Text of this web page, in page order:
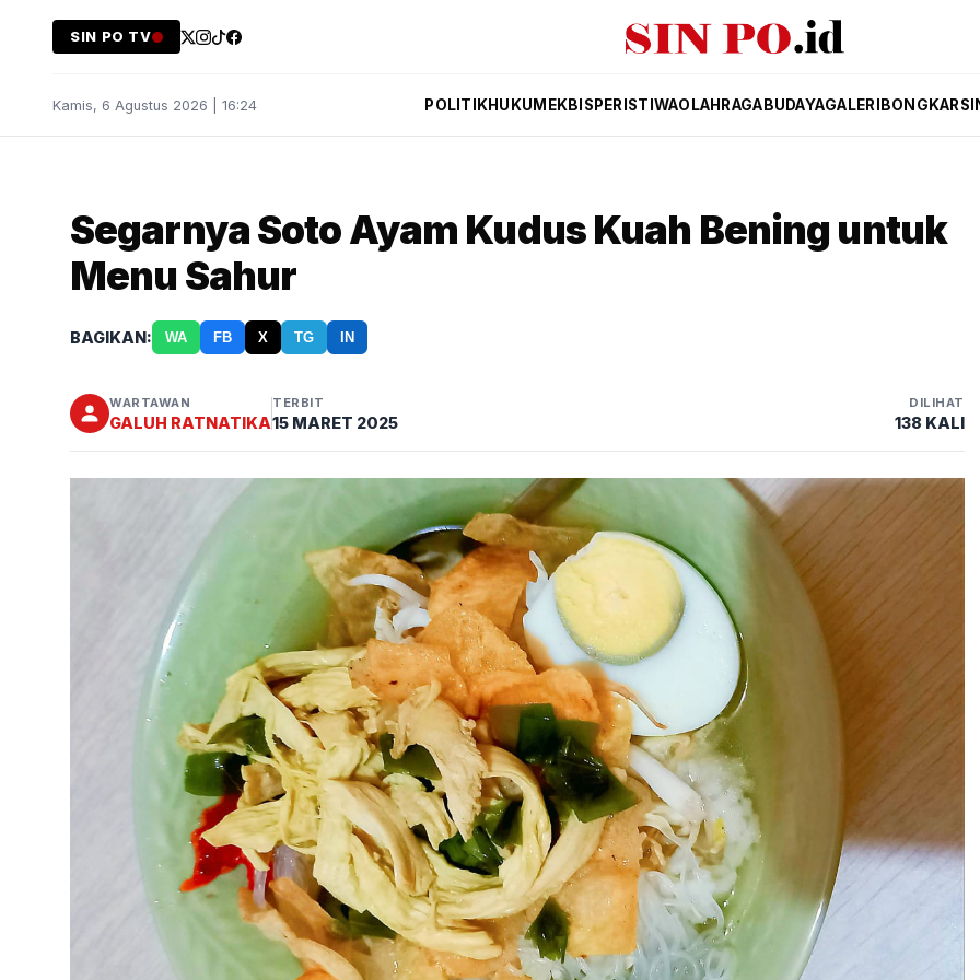
SIN PO TV
Kamis, 6 Agustus 2026 | 16:24 POLITIKHUKUM EKBIS PERISTIWAOLAHRAGA BUDAYAGALERI BONGKAR
Segarnya Soto Ayam Kudus Kuah Bening untuk
Menu Sahur
BAGIKAN: WA FB X TG IN
WARTAWAN
GALUH RATNATIKA
TERBIT
15 MARET 2025
DILIHAT
138 KALI